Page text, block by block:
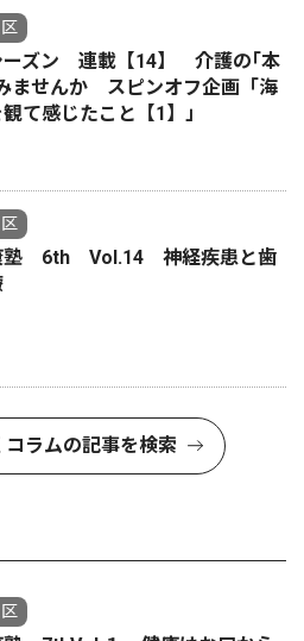
ーズン 連載【14】 介護の｢本
ませんか スピンオフ企画「海
て感じたこと【1】」
塾 6th Vol.14 神経疾患と歯
コラムの記事を検索